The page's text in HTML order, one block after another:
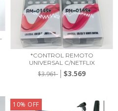
*CONTROL REMOTO
UNIVERSAL C/NETFLIX
$3.961 $3.569
10% OFF